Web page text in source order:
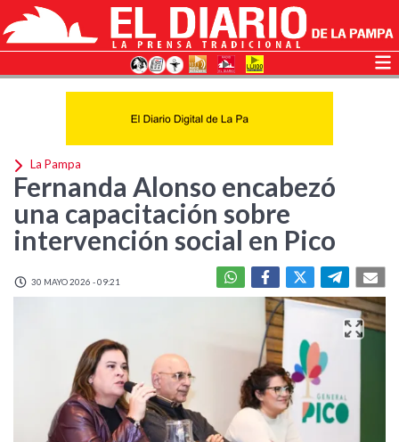
La Pampa
Fernanda Alonso encabezó
una capacitación sobre
intervención social en Pico
30 MAYO 2026 - 09:21